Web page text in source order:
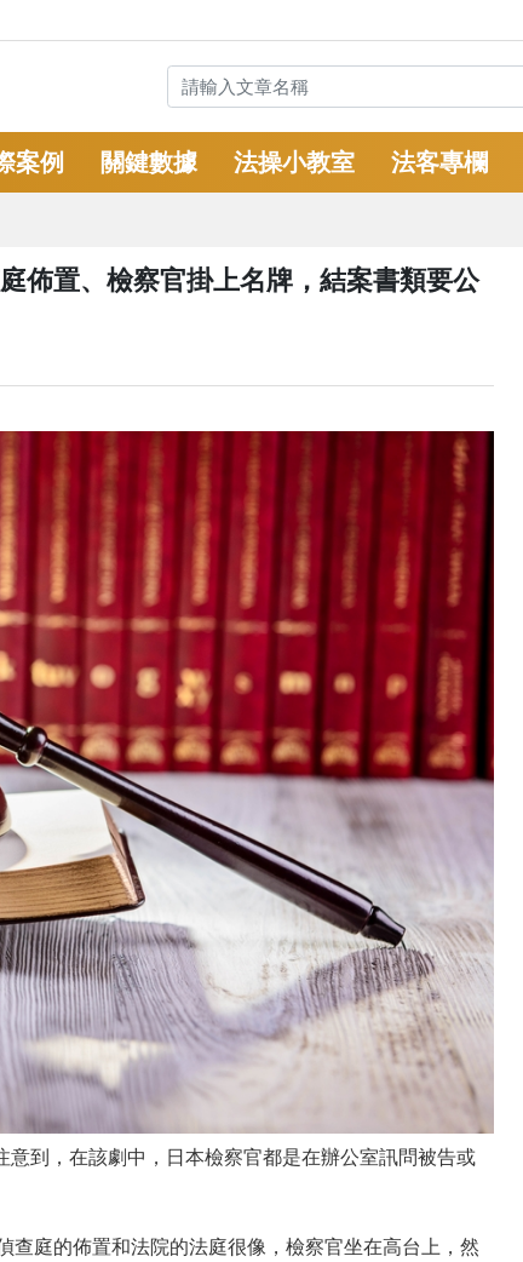
案例 關鍵數據 法操小教室 法客專欄
佈置、檢察官掛上名牌，結案書類要公
到，在該劇中，日本檢察官都是在辦公室訊問被告或
庭的佈置和法院的法庭很像，檢察官坐在高台上，然